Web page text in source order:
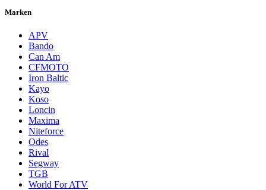
Marken
APV
Bando
Can Am
CFMOTO
Iron Baltic
Kayo
Koso
Loncin
Maxima
Niteforce
Odes
Rival
Segway
TGB
World For ATV